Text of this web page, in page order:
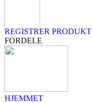
REGISTRER PRODUKT
FORDELE
HJEMMET